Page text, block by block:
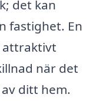
det kan
fastighet. En
attraktivt
när det
ditt hem.